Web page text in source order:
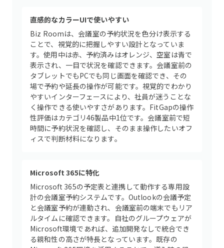
直感的なカラーUIで使いやすい
Biz Roomは、会議室の予約状況を色分け表示する
ことで、視覚的に把握しやすい設計となっていま
す。使用中は赤、予約済みはオレンジ、空室は青で
表示され、一目で状況を確認できます。会議室前の
タブレットでもPCでも同じ画面を確認でき、その
場で予約や延長の操作が可能です。視覚的でわかり
やすいインターフェースにより、社員が迷うことな
く操作できる使いやすさがあります。FitGapの操作
性評価はカテゴリ46製品中1位です。会議室前で短
時間に予約状況を確認し、そのまま操作したいオフ
ィスで判断材料になります。
Microsoft 365に特化
Microsoft 365の予定表と連携して動作する専用設
計の会議室予約システムです。Outlookの会議予定
と会議室予約が連動され、会議室前の端末でもリア
ルタイムに確認できます。自社のグループウェアが
Microsoft環境であれば、追加開発なしで統合でき
る親和性の高さが特長となっています。既存の